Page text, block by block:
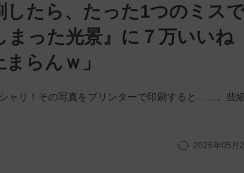
したら、たった1つのミス
まった光景』に７万いいね
らんｗ」
ャリ！その写真をプリンターで印刷すると……。些
2026年05月